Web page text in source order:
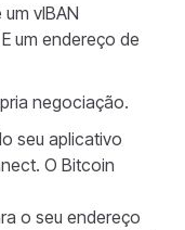
vIBAN
um endereço de
negociação.
seu aplicativo
O Bitcoin
o seu endereço